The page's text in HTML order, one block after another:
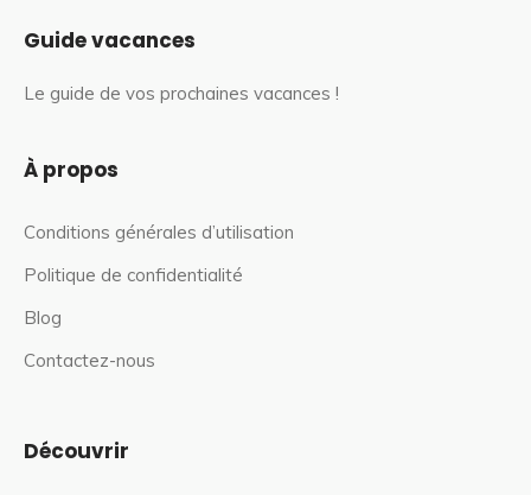
Guide vacances
Le guide de vos prochaines vacances !
À propos
Conditions générales d’utilisation
Politique de confidentialité
Blog
Contactez-nous
Découvrir